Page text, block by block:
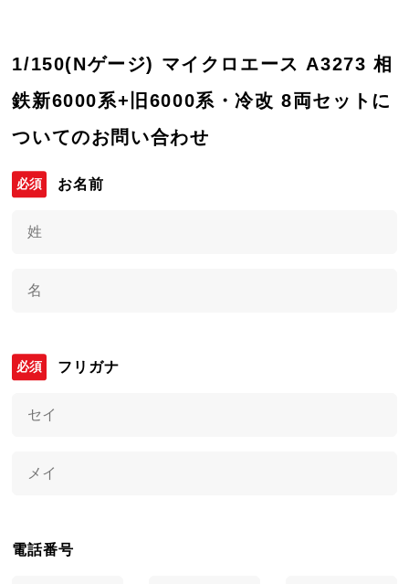
1/150(Nゲージ) マイクロエース A3273 相
鉄新6000系+旧6000系・冷改 8両セットに
ついてのお問い合わせ
お名前
フリガナ
電話番号